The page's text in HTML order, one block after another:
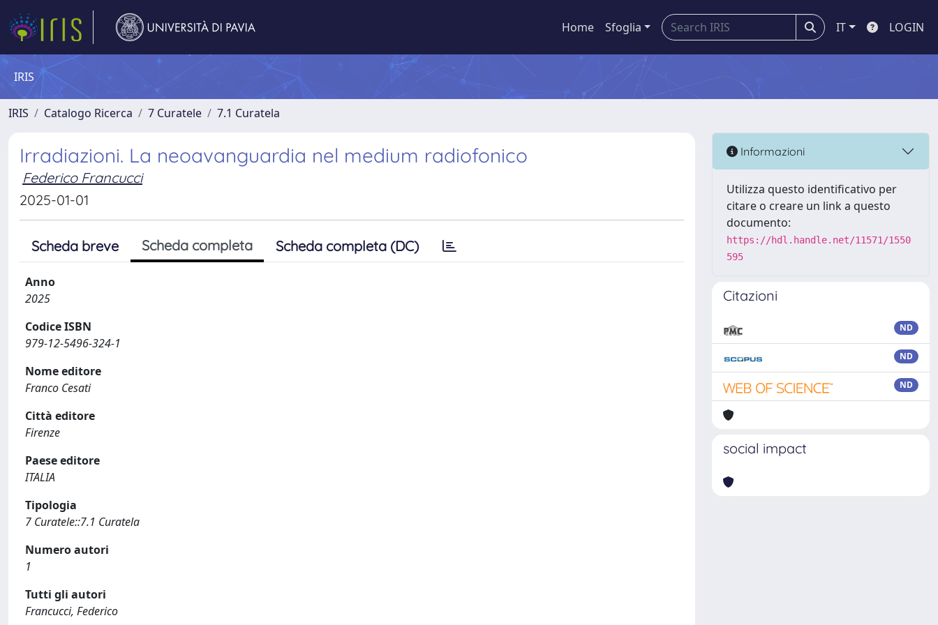
Home Sfoglia IT LOGIN
IRIS
IRIS Catalogo Ricerca 7 Curatele 7.1 Curatela
Irradiazioni. La neoavanguardia nel medium radiofonico
Federico Francucci
2025-01-01
Scheda breve Scheda completa Scheda completa (DC)
Anno
2025
Codice ISBN
979-12-5496-324-1
Nome editore
Franco Cesati
Città editore
Firenze
Paese editore
ITALIA
Tipologia
7 Curatele::7.1 Curatela
Numero autori
1
Tutti gli autori
Francucci, Federico
Informazioni
Utilizza questo identificativo per
citare o creare un link a questo
documento:
https://hdl.handle.net/11571/1550
595
Citazioni
ND
ND
ND
social impact